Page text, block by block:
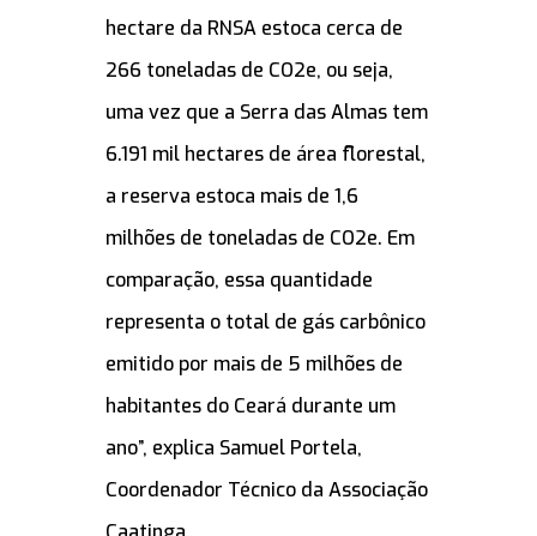
hectare da RNSA estoca cerca de
266 toneladas de CO2e, ou seja,
uma vez que a Serra das Almas tem
6.191 mil hectares de área florestal,
a reserva estoca mais de 1,6
milhões de toneladas de CO2e. Em
comparação, essa quantidade
representa o total de gás carbônico
emitido por mais de 5 milhões de
habitantes do Ceará durante um
ano”, explica Samuel Portela,
Coordenador Técnico da Associação